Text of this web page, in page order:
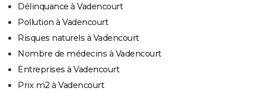
Délinquance à Vadencourt
Pollution à Vadencourt
Risques naturels à Vadencourt
Nombre de médecins à Vadencourt
Entreprises à Vadencourt
Prix m2 à Vadencourt